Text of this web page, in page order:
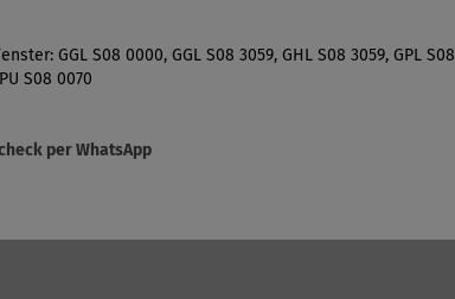
GGL S08 0000, GGL S08 3059, GHL S08 3059, GPL
S08 0070
per WhatsApp